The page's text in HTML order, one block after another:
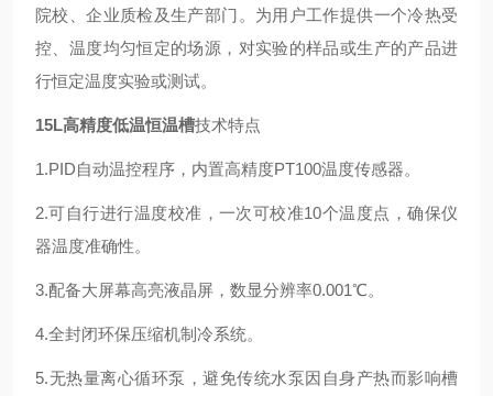
院校、企业质检及生产部门。为用户工作提供一个冷热受
控、温度均匀恒定的场源，对实验的样品或生产的产品进
行恒定温度实验或测试。
15L高精度低温恒温槽技术特点
1.PID自动温控程序，内置高精度PT100温度传感器。
2.可自行进行温度校准，一次可校准10个温度点，确保仪
器温度准确性。
3.配备大屏幕高亮液晶屏，数显分辨率0.001℃。
4.全封闭环保压缩机制冷系统。
5.无热量离心循环泵，避免传统水泵因自身产热而影响槽